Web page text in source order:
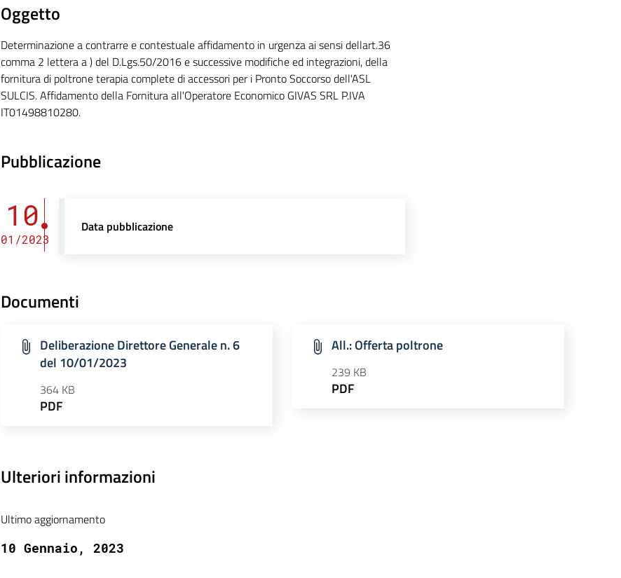
Oggetto
Determinazione a contrarre e contestuale affidamento in urgenza ai sensi dellart.36
comma 2 lettera a ) del D.Lgs.50/2016 e successive modifiche ed integrazioni, della
fornitura di poltrone terapia complete di accessori per i Pronto Soccorso dell'ASL
SULCIS. Affidamento della Fornitura all'Operatore Economico GIVAS SRL P.IVA
IT01498810280.
Pubblicazione
10
01/2023
Data pubblicazione
Documenti
Deliberazione Direttore Generale n. 6
del 10/01/2023
364 KB
PDF
All.: Offerta poltrone
239 KB
PDF
Ulteriori informazioni
Ultimo aggiornamento
10 Gennaio, 2023